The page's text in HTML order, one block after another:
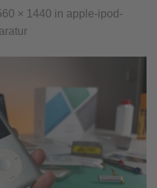
× 1440 in apple-ipod-